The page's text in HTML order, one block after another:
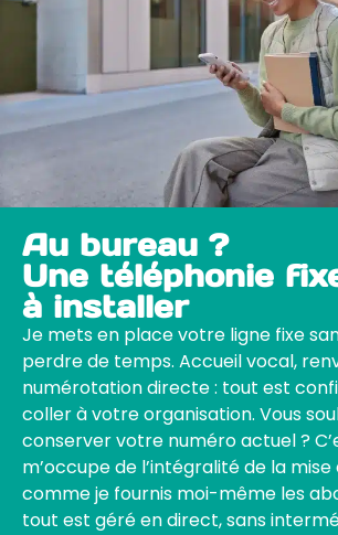
Au bureau ?
Une téléphonie
à installer
Je mets en place votre ligne fixe
perdre de temps. Accueil vocal,
numérotation directe : tout est
coller à votre organisation. Vous
conserver votre numéro actuel ?
m’occupe de l’intégralité de la mise
comme je fournis moi-même les
tout est géré en direct, sans